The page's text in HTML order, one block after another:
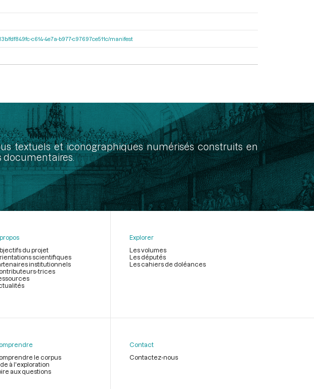
fdf849fc-c614-4e7a-b977-c97697ce511c/manifest
textuels et iconographiques numérisés construits en
documentaires.
du projet
scientifiques
institutionnels
trices
Explorer
Les volumes
Les députés
Les cahiers de doléances
le corpus
à l'exploration
aux questions
Contact
Contactez-nous